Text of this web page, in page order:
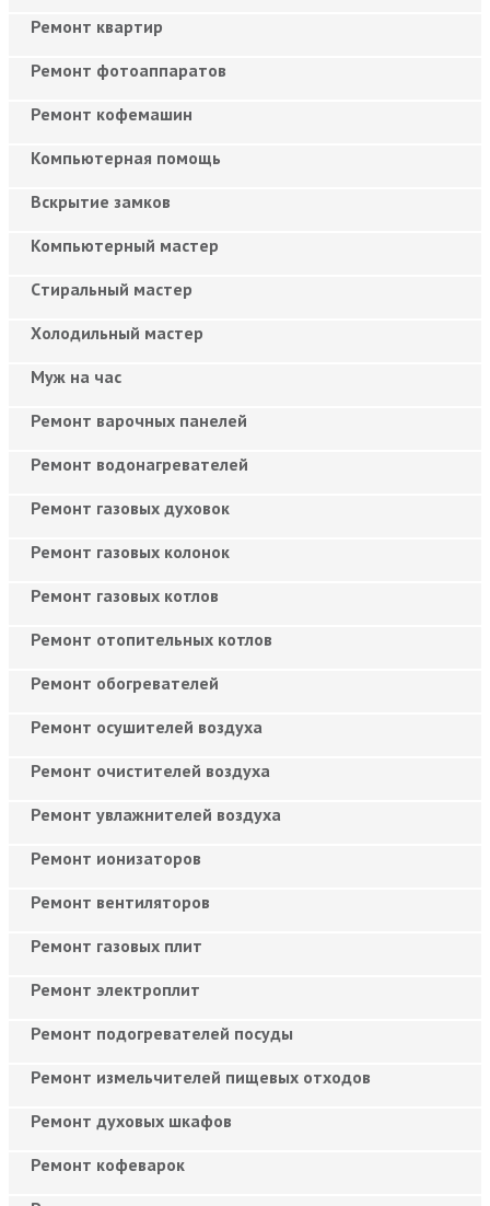
Ремонт квартир
Ремонт фотоаппаратов
Ремонт кофемашин
Компьютерная помощь
Вскрытие замков
Компьютерный мастер
Cтиральный мастер
Холодильный мастер
Муж на час
Ремонт варочных панелей
Ремонт водонагревателей
Ремонт газовых духовок
Ремонт газовых колонок
Ремонт газовых котлов
Ремонт отопительных котлов
Ремонт обогревателей
Ремонт осушителей воздуха
Ремонт очистителей воздуха
Ремонт увлажнителей воздуха
Ремонт ионизаторов
Ремонт вентиляторов
Ремонт газовых плит
Ремонт электроплит
Ремонт подогревателей посуды
Ремонт измельчителей пищевых отходов
Ремонт духовых шкафов
Ремонт кофеварок